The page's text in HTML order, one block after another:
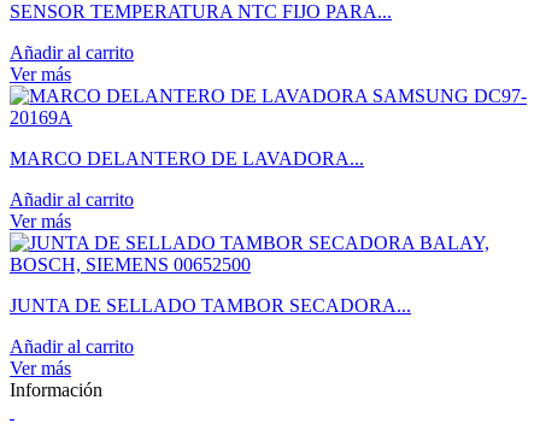
SENSOR TEMPERATURA NTC FIJO PARA...
Añadir al carrito
Ver más
MARCO DELANTERO DE LAVADORA...
Añadir al carrito
Ver más
JUNTA DE SELLADO TAMBOR SECADORA...
Añadir al carrito
Ver más
Información